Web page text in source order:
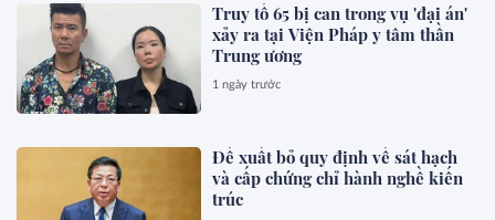
Truy tố 65 bị can trong vụ 'đại án'
xảy ra tại Viện Pháp y tâm thần
Trung ương
1 ngày trước
Đề xuất bỏ quy định về sát hạch
và cấp chứng chỉ hành nghề kiến
trúc